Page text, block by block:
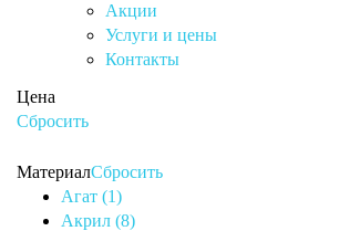
Акции
Услуги и цены
Контакты
Цена
Сбросить
МатериалСбросить
Агат (1)
Акрил (8)